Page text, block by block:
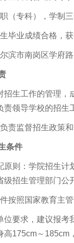
（专科），学制三
毕业成绩合格，
滨市南岗区学府路
生工作的管理，
领导学校的招生
责监督招生政策
条件
则：学院招生计
招生管理部门公
按照国家教育主
要求，建议报考
高175cm～ 185cm